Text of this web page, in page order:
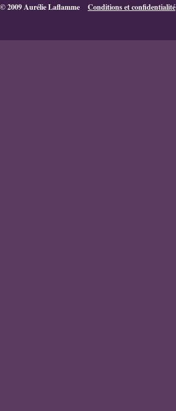
© 2009 Aurélie Laflamme Conditions et confidentialité